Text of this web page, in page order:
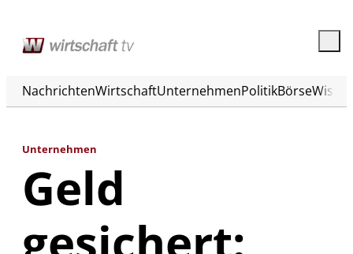
NachrichtenWirtschaftUnternehmenPolitikBörse
Unternehmen
Geld
gesichert: